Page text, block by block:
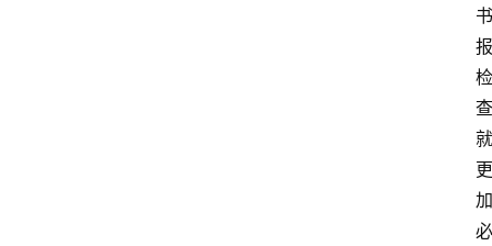
书
报
检
查
就
更
加
必